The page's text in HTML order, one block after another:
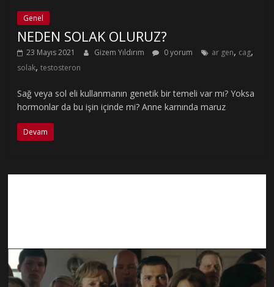
Genel
NEDEN SOLAK OLURUZ?
23 Mayıs 2021 Gizem Yıldırım 0 yorum ar gen, cag,
solak,testosteron
Sağ veya sol eli kullanmanın genetik bir temeli var mı? Yoksa
hormonlar da bu işin içinde mi? Anne karnında maruz
Devam